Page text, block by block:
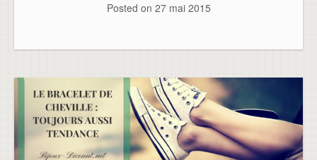
Posted on 27 mai 2015